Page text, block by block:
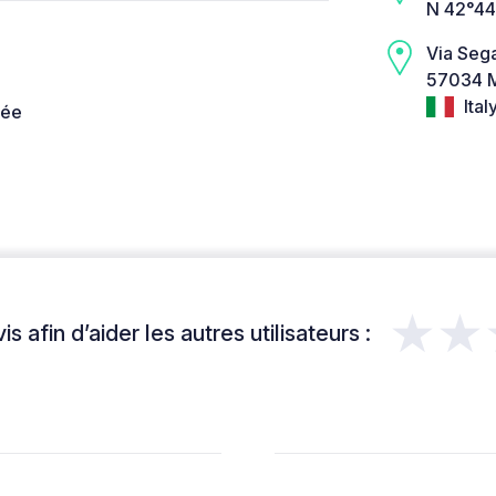
N
Via
57034
afin d’aider les autres utilisateurs :